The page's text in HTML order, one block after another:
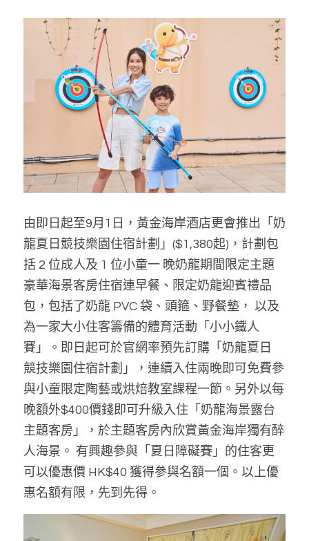
由即日起至9月1日，黃金海岸酒店更會推出「奶
龍夏日競技樂園住宿計劃」($1,380起)，計劃包
括 2 位成人及 1 位小童一 晚奶龍期間限定主題
豪華海景客房住宿連早餐、限定奶龍迎賓禮品
包，包括了奶龍 PVC 袋、頭箍、野餐墊， 以及
為一家大小住客籌備的體育活動「小小鐵人
賽」。即日起可於官網率預先訂購「奶龍夏日
競技樂園住宿計劃」，連續入住兩晚即可免費參
與小童限定陶藝或烘焙教室課程一節。另外以每
晚額外$400價錢即可升級入住「奶龍海景露台
主題客房」，於主題客房內欣賞黃金海岸獨有醉
人海景。 有興趣參與「夏日障礙賽」的住客更
可以優惠價 HK$40 獲得參與名額一個。以上優
惠名額有限，先到先得。